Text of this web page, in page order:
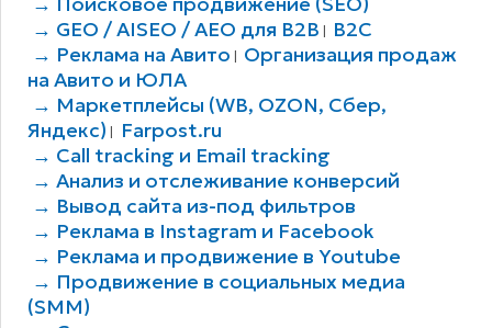
→ GEO / AISEO / AEO для B2В
B2C
→ Реклама на Авито
Организация продаж
на Авито и ЮЛА
→ Маркетплейсы (WB, OZON, Сбер,
Яндекс)
Farpost.ru
→ Call tracking и Email tracking
→ Анализ и отслеживание конверсий
→ Вывод сайта из-под фильтров
→ Реклама в Instagram и Facebook
→ Реклама и продвижение в Youtube
→ Продвижение в социальных медиа
(SMM)